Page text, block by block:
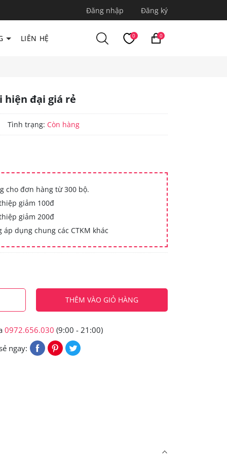
Đăng nhập Đăng ký
LIÊN HỆ 0 0
hiện đại giá rẻ
Tình trạng: Còn hàng
cho đơn hàng từ 300 bộ.
giảm 100đ
giảm 200đ
dụng chung các CTKM khác
THÊM VÀO GIỎ HÀNG
0972.656.030 (9:00 - 21:00)
ngay: